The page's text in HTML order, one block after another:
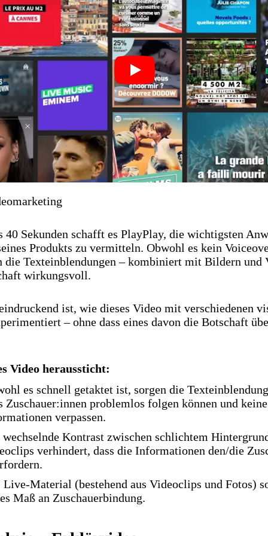
Play
40 Sekunden schafft es PlayPlay, die wichtigsten
Produkts zu vermitteln. Obwohl es kein
die Texteinblendungen – kombiniert mit Bildern und
wirkungsvoll.
ist, wie dieses Video mit verschiedenen
– ohne dass eines davon die Botschaft
Video heraussticht:
es schnell getaktet ist, sorgen die
Zuschauer:innen problemlos folgen können und
verpassen.
wechselnde Kontrast zwischen schlichtem
verhindert, dass die Informationen den/die
Live-Material (bestehend aus Videoclips und Fotos)
Maß an Zuschauerbindung.